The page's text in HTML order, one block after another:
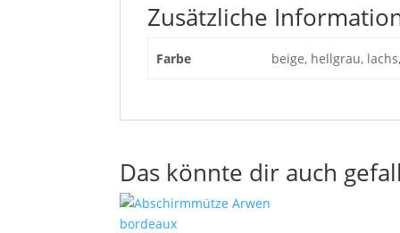
Zusätzliche
Farbe beige, hellgrau,
Das könnte dir auch